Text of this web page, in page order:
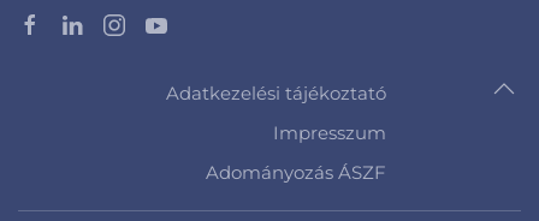
Adatkezelési tájékoztató
Impresszum
Adományozás ÁSZF